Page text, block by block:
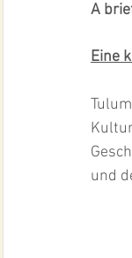
A
Eine
und